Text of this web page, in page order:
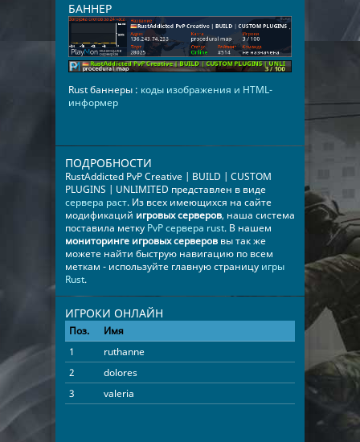
БАННЕР
Rust баннеры : коды изображения и HTML-
информер
ПОДРОБНОСТИ
RustAddicted PvP Creative | BUILD | CUSTOM
PLUGINS | UNLIMITED представлен в виде
сервера раст. Из всех имеющихся на сайте
модификаций игровых серверов, наша система
поставила метку PvP сервера rust. В нашем
мониторинге игровых серверов вы так же
можете найти быструю навигацию по всем
меткам - используйте главную страницу игры
Rust.
ИГРОКИ ОНЛАЙН
Поз. Имя
Время
1
ruthanne
2
dolores
03:20:38
3
valeria 00:14:29